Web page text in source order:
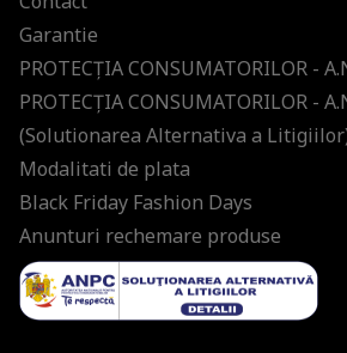
Garantie
PROTECŢIA CONSUMATORILOR -
PROTECŢIA CONSUMATORILOR -
(Solutionarea Alternativa a
Modalitati de plata
Black Friday Fashion Days
Anunturi rechemare produse